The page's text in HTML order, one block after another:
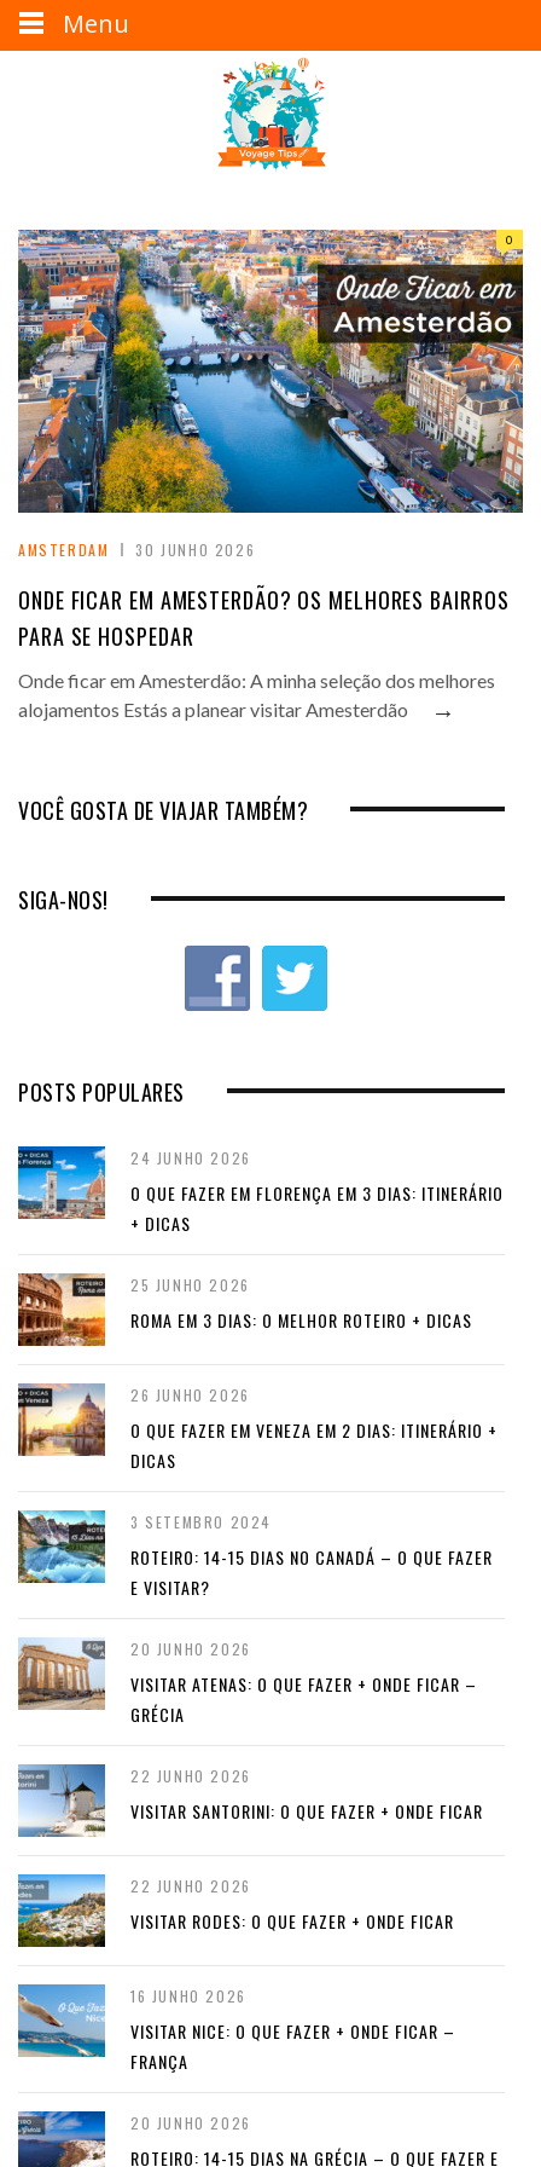
AMSTERDAM 30 JUNHO 2026
0
ONDE FICAR EM AMESTERDÃO? OS MELHORES BAIRROS
PARA SE HOSPEDAR
Onde ficar em Amesterdão: A minha seleção dos melhores
alojamentos Estás a planear visitar Amesterdão
→
VOCÊ GOSTA DE VIAJAR TAMBÉM?
SIGA-NOS!
POSTS POPULARES
24 JUNHO 2026
O QUE FAZER EM FLORENÇA EM 3 DIAS: ITINERÁRIO
+ DICAS
25 JUNHO 2026
ROMA EM 3 DIAS: O MELHOR ROTEIRO + DICAS
26 JUNHO 2026
O QUE FAZER EM VENEZA EM 2 DIAS: ITINERÁRIO +
DICAS
3 SETEMBRO 2024
ROTEIRO: 14-15 DIAS NO CANADÁ – O QUE FAZER
E VISITAR?
20 JUNHO 2026
VISITAR ATENAS: O QUE FAZER + ONDE FICAR –
GRÉCIA
22 JUNHO 2026
VISITAR SANTORINI: O QUE FAZER + ONDE FICAR
22 JUNHO 2026
VISITAR RODES: O QUE FAZER + ONDE FICAR
16 JUNHO 2026
VISITAR NICE: O QUE FAZER + ONDE FICAR –
FRANÇA
20 JUNHO 2026
ROTEIRO: 14-15 DIAS NA GRÉCIA – O QUE FAZER E
Menu